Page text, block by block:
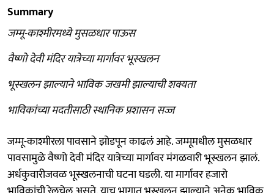
Summary
जम्मू-काश्मीरमध्ये मुसळधार पाऊस
वैष्णो देवी मंदिर यात्रेच्या मार्गावर भूस्खलन
भूस्खलन झाल्याने भाविक जखमी झाल्याची शक्यता
भाविकांच्या मदतीसाठी स्थानिक प्रशासन सज्ज
जम्मू-काश्मीरला पावसाने झोडपून काढलं आहे. जम्मूमधील मुसळधार
पावसामुळे वैष्णो देवी मंदिर यात्रेच्या मार्गावर मंगळवारी भूस्खलन झालं.
अर्धकुवारीजवळ भूस्खलनाची घटना घडली. या मार्गावर हजारो